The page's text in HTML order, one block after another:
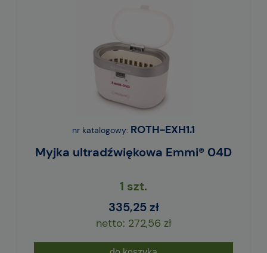
nr katalogowy: ROTH-EXH1.1
Myjka ultradźwiękowa Emmi® 04D
1 szt.
335,25 zł
272,56 zł